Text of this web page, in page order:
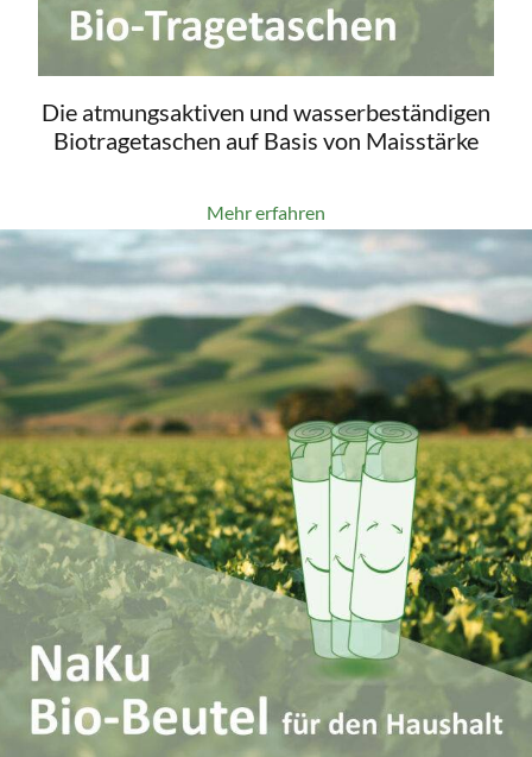
Die atmungsaktiven und wasserbeständigen
Biotragetaschen auf Basis von Maisstärke
Mehr erfahren